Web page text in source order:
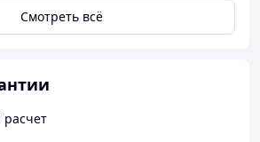
Смотреть всё